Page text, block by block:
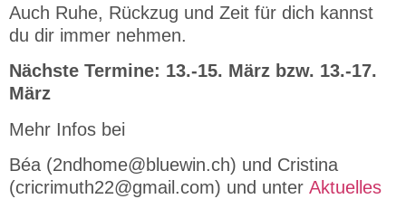
Auch Ruhe, Rückzug und Zeit für dich kannst
du dir immer nehmen.
Nächste Termine: 13.-15. März bzw. 13.-17.
März
Mehr Infos bei
Béa (2ndhome@bluewin.ch) und Cristina
(cricrimuth22@gmail.com) und unter Aktuelles